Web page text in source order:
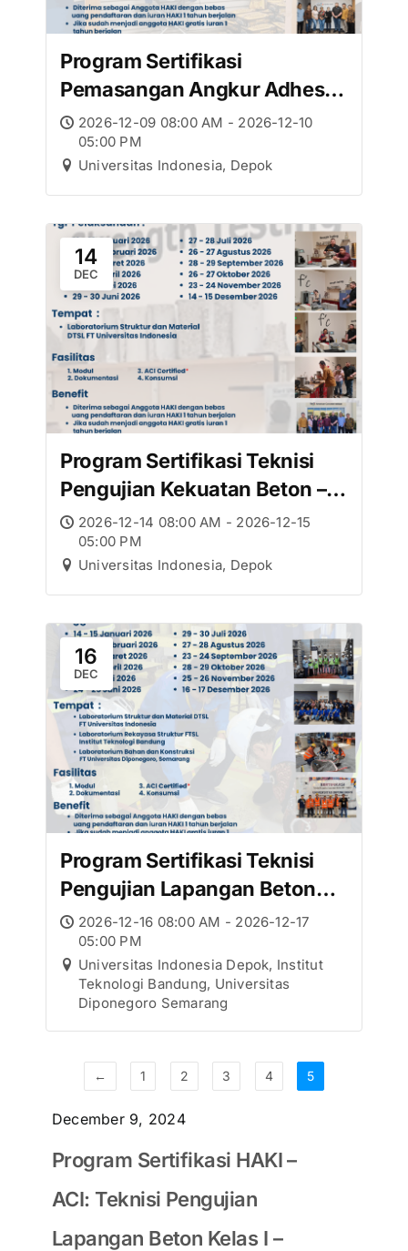
Program Sertifikasi
Pemasangan Angkur Adhesif
– Desember
2026-12-09 08:00 AM - 2026-12-10
05:00 PM
Universitas Indonesia, Depok
14
DEC
Program Sertifikasi Teknisi
Pengujian Kekuatan Beton –
Desember
2026-12-14 08:00 AM - 2026-12-15
05:00 PM
Universitas Indonesia, Depok
16
DEC
Program Sertifikasi Teknisi
Pengujian Lapangan Beton
Kelas I – Desember
2026-12-16 08:00 AM - 2026-12-17
05:00 PM
Universitas Indonesia Depok, Institut
Teknologi Bandung, Universitas
Diponegoro Semarang
← 1 2 3 4 5
December 9, 2024
Program Sertifikasi HAKI –
ACI: Teknisi Pengujian
Lapangan Beton Kelas I –